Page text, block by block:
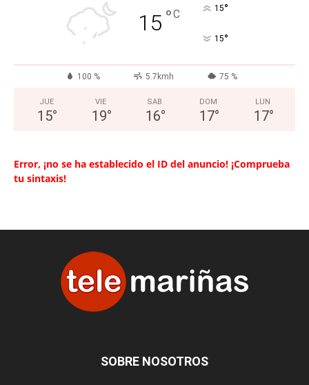
15 °C 15°
15°
100 % 5.7kmh 75 %
JUE
15°
VIE
19°
SAB
16°
DOM
17°
LUN
17°
Error, ¡no se ha establecido el ID del anuncio! ¡Comprueba
tu sintaxis!
SOBRE NOSOTROS